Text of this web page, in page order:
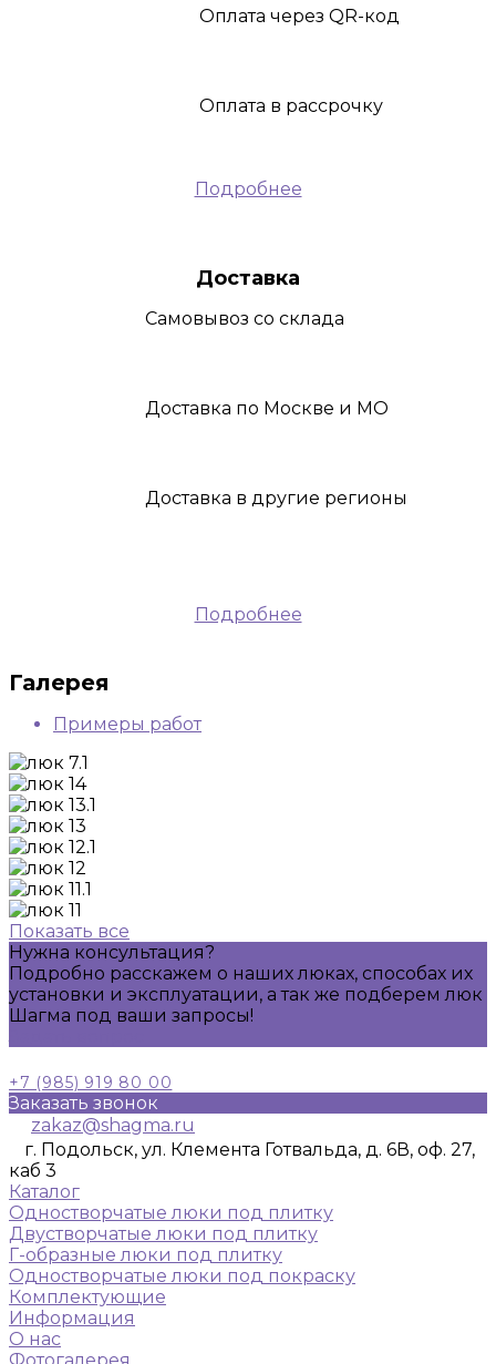
Оплата через QR-код
Оплата в рассрочку
Подробнее
Доставка
Самовывоз со склада
Доставка по Москве и МО
Доставка в другие регионы
Подробнее
Галерея
Примеры работ
Показать все
Нужна консультация?
Подробно расскажем о наших люках, способах их
установки и эксплуатации, а так же подберем люк
Шагма под ваши запросы!
+7 (985) 919 80 00
Заказать звонок
zakaz@shagma.ru
г. Подольск, ул. Клемента Готвальда, д. 6В, оф. 27,
каб 3
Каталог
Одностворчатые люки под плитку
Двустворчатые люки под плитку
Г-образные люки под плитку
Одностворчатые люки под покраску
Комплектующие
Информация
О нас